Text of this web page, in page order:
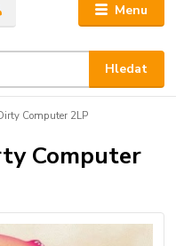
Menu
Hledat
Computer 2LP
Computer